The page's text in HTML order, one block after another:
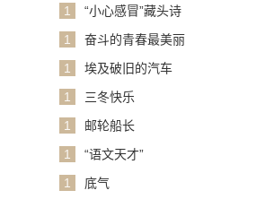
1
“小心感冒”藏头诗
1
奋斗的青春最美丽
1
埃及破旧的汽车
1
三冬快乐
1
邮轮船长
1
“语文天才”
1
底气